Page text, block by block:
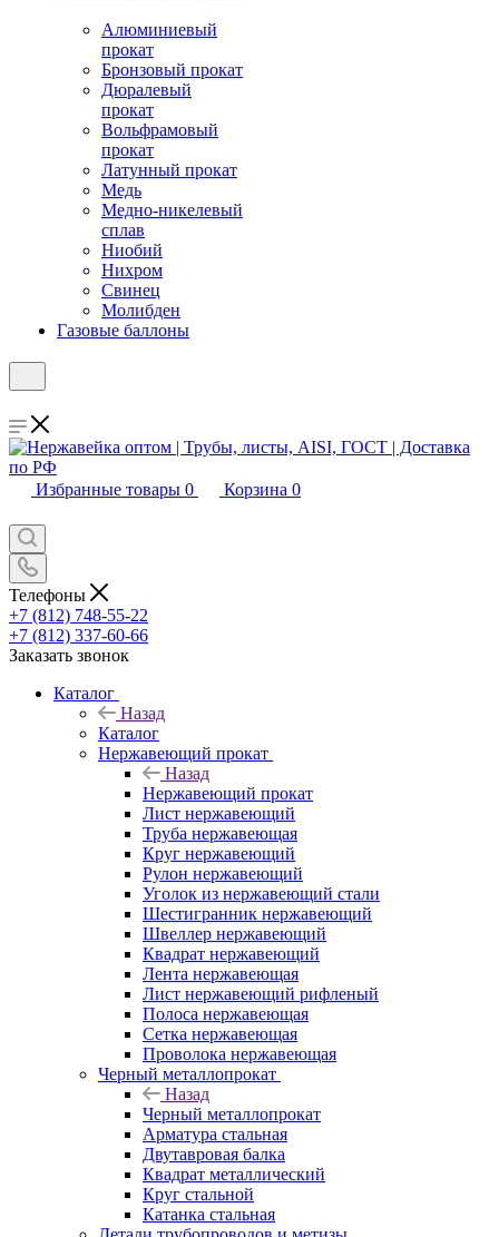
Алюминиевый
прокат
Бронзовый прокат
Дюралевый
прокат
Вольфрамовый
прокат
Латунный прокат
Медь
Медно-никелевый
сплав
Ниобий
Нихром
Свинец
Молибден
Газовые баллоны
Избранные товары 0 Корзина 0
Телефоны
+7 (812) 748-55-22
+7 (812) 337-60-66
Заказать звонок
Каталог
Назад
Каталог
Нержавеющий прокат
Назад
Нержавеющий прокат
Лист нержавеющий
Труба нержавеющая
Круг нержавеющий
Рулон нержавеющий
Уголок из нержавеющий стали
Шестигранник нержавеющий
Швеллер нержавеющий
Квадрат нержавеющий
Лента нержавеющая
Лист нержавеющий рифленый
Полоса нержавеющая
Сетка нержавеющая
Проволока нержавеющая
Черный металлопрокат
Назад
Черный металлопрокат
Арматура стальная
Двутавровая балка
Квадрат металлический
Круг стальной
Катанка стальная